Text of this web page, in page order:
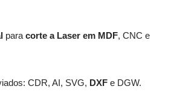
para corte a Laser em MDF, CNC e
CDR, AI, SVG, DXF e DGW.